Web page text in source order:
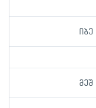
იბე
მეშ